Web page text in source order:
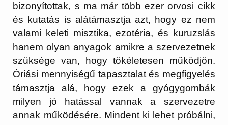
bizonyítottak, s ma már több ezer orvosi cikk
és kutatás is alátámasztja azt, hogy ez nem
valami keleti misztika, ezotéria, és kuruzslás
hanem olyan anyagok amikre a szervezetnek
szüksége van, hogy tökéletesen működjön.
Óriási mennyiségű tapasztalat és megfigyelés
támasztja alá, hogy ezek a gyógygombák
milyen jó hatással vannak a szervezetre
annak működésére. Mindent ki lehet próbálni,